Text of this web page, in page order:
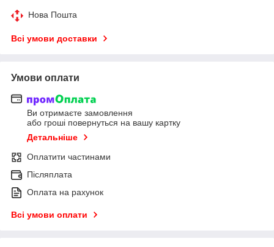
Нова Пошта
Всі умови доставки
Умови оплати
Ви отримаєте замовлення
або гроші повернуться на вашу картку
Детальніше
Оплатити частинами
Післяплата
Оплата на рахунок
Всі умови оплати